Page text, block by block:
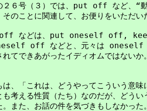
６号（３）では、put off など、“動
のことに関連して、お便りをいただい
などは、put oneself off,
off などと、元々は oneself が
てできあがったイディオムではないか
「これは、どうやってこういう意味
考える性質（たち）なのだが、どうい
。また、お話の件を気づきもしなか